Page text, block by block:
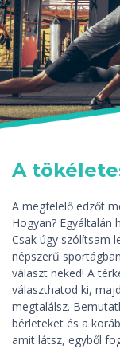
A
A megfelelő edzőt
Hogyan? Egyáltalán
Csak úgy szólítsam
népszerű
választ neked! A
választhatod ki,
megtalálsz.
bérleteket és a
amit látsz, egyből